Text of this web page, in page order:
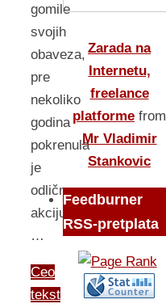
gomile
svojih
obaveza,
pre
nekoliko
godina
pokrenula
je
odličnu
akciju
…
Ceo
tekst
Zarada na
Internetu,
freelance
platforme from
Mr Vladimir
Stankovic
Feedburner
RSS-pretplata